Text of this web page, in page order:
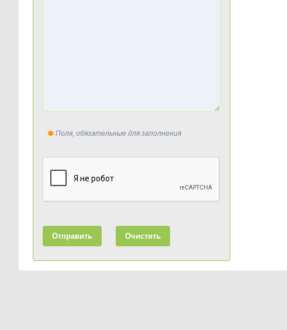
Поля, обязательные для заполнения
Отправить Очистить